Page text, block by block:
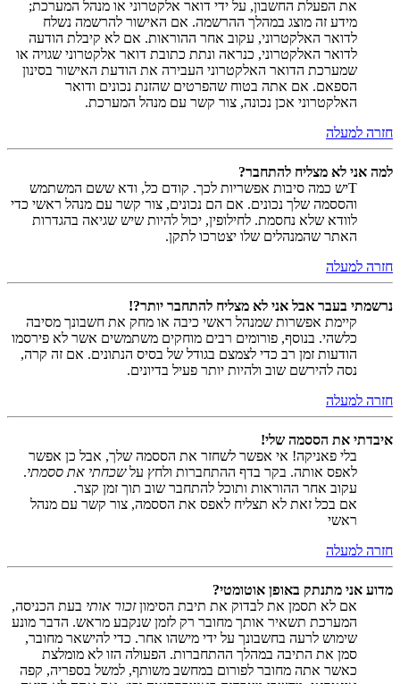
את הפעלת החשבון, על ידי דואר אלקטרוני או מנהל המערכת;
מידע זה מוצג במהלך ההרשמה. אם האישור להרשמה נשלח
לדואר האלקטרוני, עקוב אחר ההוראות. אם לא קיבלת הודעה
לדואר האלקטרוני, כנראה ונתת כתובת דואר אלקטרוני שגויה או
שמערכת הדואר האלקטרוני העבירה את הודעת האישור בסינון
הספאם. אם אתה בטוח שהפרטים שהזנת נכונים ודואר
האלקטרוני אכן נכונה, צור קשר עם מנהל המערכת.
חזרה למעלה
למה אני לא מצליח להתחבר?
Tיש כמה סיבות אפשריות לכך. קודם כל, ודא ששם המשתמש
והססמה שלך נכונים. אם הם נכונים, צור קשר עם מנהל ראשי כדי
לוודא שלא נחסמת. לחילופין, יכול להיות שיש שגיאה בהגדרות
האתר שהמנהלים שלו יצטרכו לתקן.
חזרה למעלה
נרשמתי בעבר אבל אני לא מצליח להתחבר יותר?!
קיימת אפשרות שמנהל ראשי כיבה או מחק את חשבונך מסיבה
כלשהי. בנוסף, פורומים רבים מוחקים משתמשים אשר לא פירסמו
הודעות זמן רב כדי לצמצם בגודל של בסיס הנתונים. אם זה קרה,
נסה להירשם שוב ולהיות יותר פעיל בדיונים.
חזרה למעלה
איבדתי את הססמה שלי!
בלי פאניקה! אי אפשר לשחזר את הססמה שלך, אבל כן אפשר
לאפס אותה. בקר בדף ההתחברות ולחץ עלשכחתי את ססמתי.
עקוב אחר ההוראות ותוכל להתחבר שוב תוך זמן קצר.
אם בכל זאת לא תצליח לאפס את הססמה, צור קשר עם מנהל
ראשי
חזרה למעלה
מדוע אני מתנתק באופן אוטומטי?
אם לא תסמן את לבדוק את תיבת הסימוןזכור אותי בעת הכניסה,
המערכת תשאיר אותך מחובר רק לזמן שנקבע מראש. הדבר מונע
שימוש לרעה בחשבונך על ידי מישהו אחר. כדי להישאר מחובר,
סמן את התיבה במהלך ההתחברות. הפעולה הזו לא מומלצת
כאשר אתה מחובר לפורום במחשב משותף, למשל בספריה, קפה